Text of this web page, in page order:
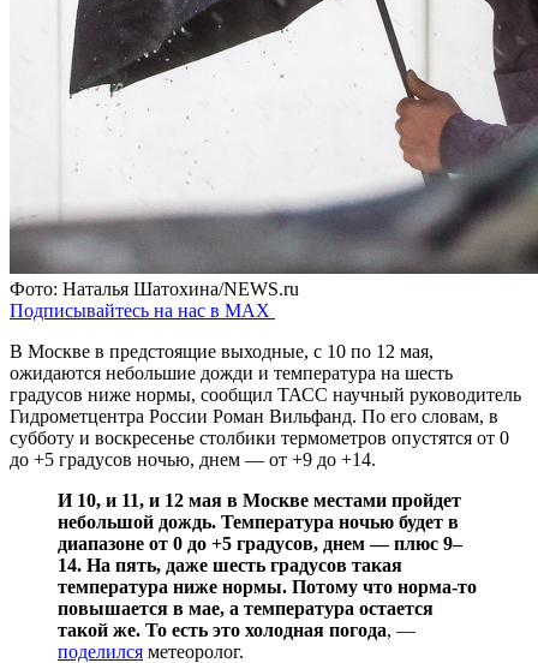
Фото: Наталья Шатохина/NEWS.ru
Подписывайтесь на нас в MAX
В Москве в предстоящие выходные, с 10 по 12 мая,
ожидаются небольшие дожди и температура на шесть
градусов ниже нормы, сообщил ТАСС научный руководитель
Гидрометцентра России Роман Вильфанд. По его словам, в
субботу и воскресенье столбики термометров опустятся от 0
до +5 градусов ночью, днем — от +9 до +14.
И 10, и 11, и 12 мая в Москве местами пройдет
небольшой дождь. Температура ночью будет в
диапазоне от 0 до +5 градусов, днем — плюс 9–
14. На пять, даже шесть градусов такая
температура ниже нормы. Потому что норма-то
повышается в мае, а температура остается
такой же. То есть это холодная погода, —
поделился метеоролог.